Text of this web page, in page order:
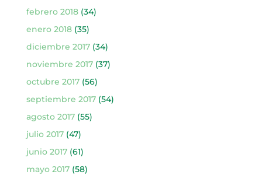
febrero 2018(34)
enero 2018(35)
diciembre 2017(34)
noviembre 2017(37)
octubre 2017(56)
septiembre 2017(54)
agosto 2017(55)
julio 2017(47)
junio 2017(61)
mayo 2017(58)